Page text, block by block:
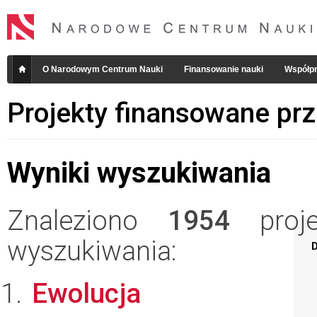
O Narodowym Centrum Nauki Finansowanie nauki
Projekty finansowane
Wyniki wyszukiwania
Znaleziono 1954
wyszukiwania:
Ewolucja